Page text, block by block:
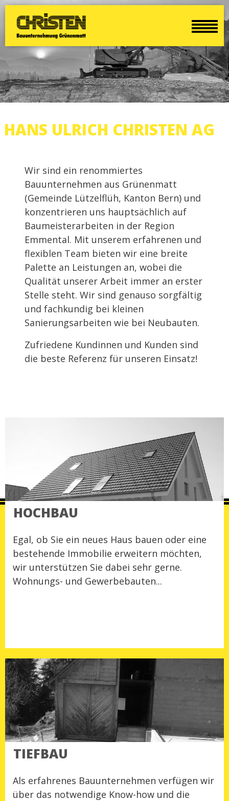
HANS ULRICH CHRISTEN AG
Wir sind ein renommiertes
Bauunternehmen aus Grünenmatt
(Gemeinde Lützelflüh, Kanton Bern) und
konzentrieren uns hauptsächlich auf
Baumeisterarbeiten in der Region
Emmental. Mit unserem erfahrenen und
flexiblen Team bieten wir eine breite
Palette an Leistungen an, wobei die
Qualität unserer Arbeit immer an erster
Stelle steht. Wir sind genauso sorgfältig
und fachkundig bei kleinen
Sanierungsarbeiten wie bei Neubauten.
Zufriedene Kundinnen und Kunden sind
die beste Referenz für unseren Einsatz!
HOCHBAU
Egal, ob Sie ein neues Haus bauen oder eine
bestehende Immobilie erweitern möchten,
wir unterstützen Sie dabei sehr gerne.
Wohnungs- und Gewerbebauten...
TIEFBAU
Als erfahrenes Bauunternehmen verfügen wir
über das notwendige Know-how und die